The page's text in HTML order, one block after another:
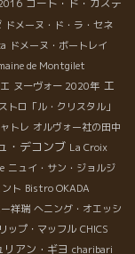
コート・ド・カステ
ドメーヌ・ド・ラ・セネ
ドメーヌ・ボートレイ
de Montgilet
ヌーヴォー 2020年 エ
トロ「ル・クリスタル」
トレ オルヴォー社の田中
・デコンブ La Croix
ニュイ・サン・ジョルジ
ト Bistro OKADA
祥瑞 へニング・オエッシ
ップ・マッフル CHICS
リアン・ギヨ charibari